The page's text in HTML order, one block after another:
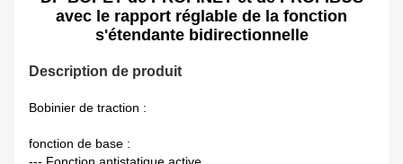
avec le rapport réglable de la fonction
s'étendante bidirectionnelle
Description de produit
Bobinier de traction :
fonction de base :